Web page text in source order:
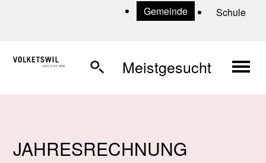
Navigieren in Volketswil
Schnellnavigation Gemeinde Schule
Meistgesucht
JAHRESRECHNUNG